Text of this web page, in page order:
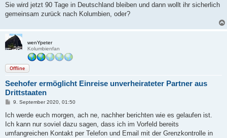
Sie wird jetzt 90 Tage in Deutschland bleiben und dann wollt ihr sicherlich
gemeinsam zurück nach Kolumbien, oder?
wenYpeter
Kolumbienfan
Offline
Seehofer ermöglicht Einreise unverheirateter Partner aus
Drittstaaten
B
i
r
a
9. September 2020, 01:50
Ich werde euch morgen, ach ne, nachher berichten wie es gelaufen ist.
Ich kann nur soviel dazu sagen, dass ich im Vorfeld bereits
umfangreichen Kontakt per Telefon und Email mit der Grenzkontrolle in